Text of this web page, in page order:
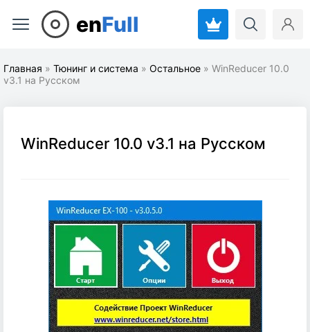
enFull
Главная » Тюнинг и система » Остальное » WinReducer 10.0
v3.1 на Русском
WinReducer 10.0 v3.1 на Русском